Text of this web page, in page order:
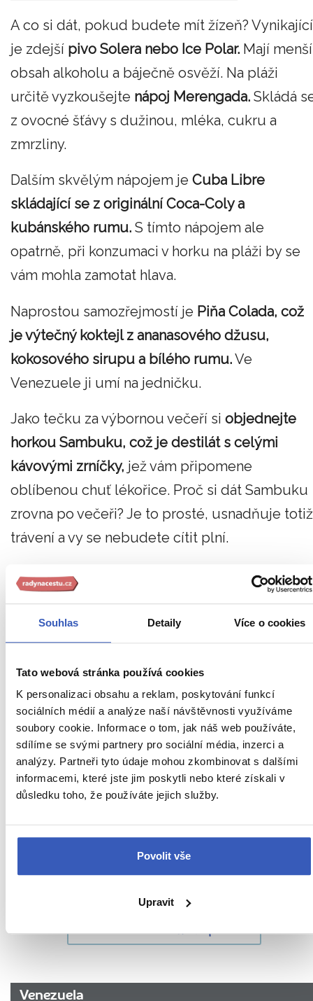
Souhlas Detaily Více o cookies
Tato webová stránka používá cookies
K personalizaci obsahu a reklam, poskytování funkcí
sociálních médií a analýze naší návštěvnosti využíváme
soubory cookie. Informace o tom, jak náš web používáte,
sdílíme se svými partnery pro sociální média, inzerci a
analýzy. Partneři tyto údaje mohou zkombinovat s dalšími
informacemi, které jste jim poskytli nebo které získali v
důsledku toho, že používáte jejich služby.
Povolit vše
Upravit
A co si dát, pokud budete mít žízeň? Vynikající
je zdejší pivo Solera nebo Ice Polar. Mají menší
obsah alkoholu a báječně osvěží. Na pláži
určitě vyzkoušejte nápoj Merengada. Skládá
z ovocné šťávy s dužinou, mléka, cukru a
zmrzliny.
Dalším skvělým nápojem je Cuba Libre
skládající se z originální Coca-Coly a
kubánského rumu. S tímto nápojem ale
opatrně, při konzumaci v horku na pláži by se
vám mohla zamotat hlava.
Naprostou samozřejmostí je Piňa Colada, což
je výtečný koktejl z ananasového džusu,
kokosového sirupu a bílého rumu.Ve
Venezuele ji umí na jedničku.
Jako tečku za výbornou večeří si objednejte
horkou Sambuku, což je destilát s celými
kávovými zrníčky, jež vám připomene
oblíbenou chuť lékořice. Proč si dát Sambuku
zrovna po večeři? Je to prosté, usnadňuje totiž
trávení a vy se nebudete cítit plní.
Oblíbená místa
Počasí ve Venezuele: vlhkost a jemný vánek
6707 přečtení
Další cestovatelská inspirace
URL
Venezuela